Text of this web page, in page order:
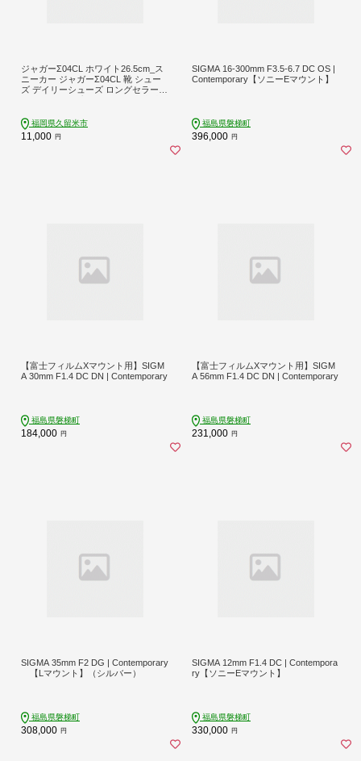
ジャガーΣ04CL ホワイト26.5cm_ス
ニーカー ジャガーΣ04CL 靴 シュー
ズ デイリーシューズ ロングセラー
ズ対応 福岡県 久留米市 送料無料_Ls
017-14
福岡県久留米市
11,000 円
SIGMA 16-300mm F3.5-6.7 DC OS |
Contemporary【ソニーEマウント】
福島県磐梯町
396,000 円
【富士フィルムXマウント用】SIGM
A 30mm F1.4 DC DN | Contemporary
福島県磐梯町
184,000 円
【富士フィルムXマウント用】SIGM
A 56mm F1.4 DC DN | Contemporary
福島県磐梯町
231,000 円
SIGMA 35mm F2 DG | Contemporary
【Lマウント】（シルバー）
福島県磐梯町
308,000 円
SIGMA 12mm F1.4 DC | Contempora
ry【ソニーEマウント】
福島県磐梯町
330,000 円